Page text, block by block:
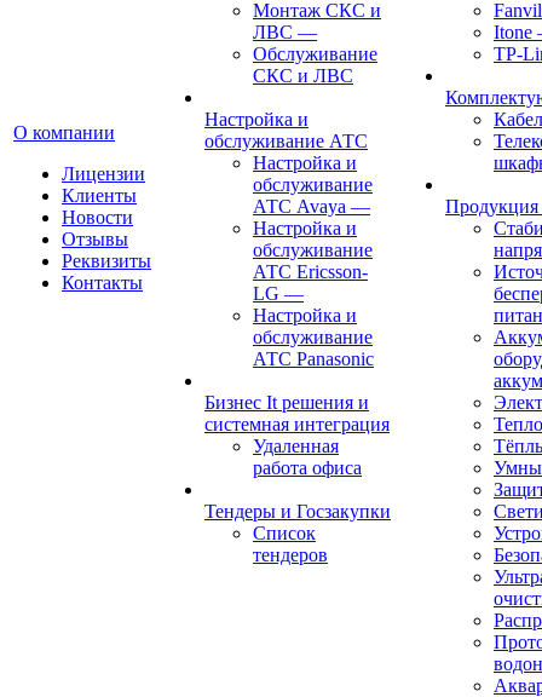
О компании
Лицензии
Клиенты
Новости
Отзывы
Реквизиты
Контакты
Монтаж СКС и
ЛВС —
Обслуживание
СКС и ЛВС
Настройка и
обслуживание АТС
Настройка и
обслуживание
АТС Avaya —
Настройка и
обслуживание
АТС Ericsson-
LG —
Настройка и
обслуживание
АТС Panasonic
Бизнес It решения и
системная интеграция
Удаленная
работа офиса
Тендеры и Госзакупки
Список
тендеров
Fanvil
Itone
TP-
Продукция